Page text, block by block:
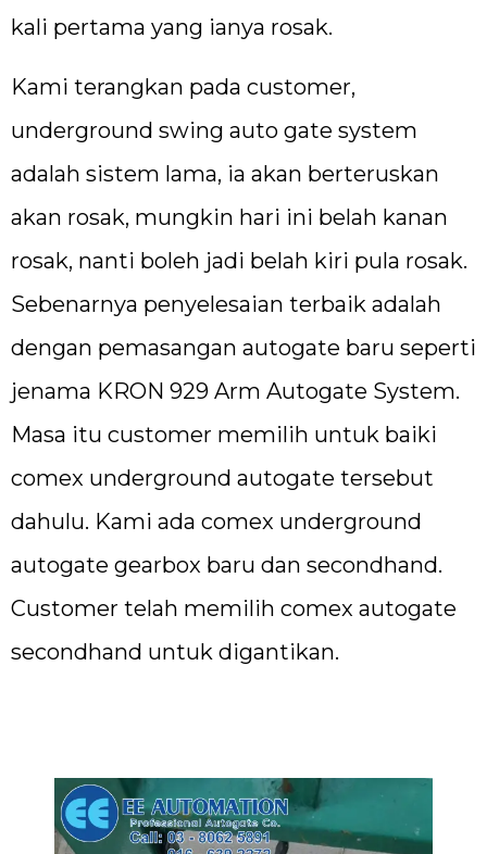
kali pertama yang ianya rosak.
Kami terangkan pada customer,
underground swing auto gate system
adalah sistem lama, ia akan berteruskan
akan rosak, mungkin hari ini belah kanan
rosak, nanti boleh jadi belah kiri pula rosak.
Sebenarnya penyelesaian terbaik adalah
dengan pemasangan autogate baru seperti
jenama KRON 929 Arm Autogate System.
Masa itu customer memilih untuk baiki
comex underground autogate tersebut
dahulu. Kami ada comex underground
autogate gearbox baru dan secondhand.
Customer telah memilih comex autogate
secondhand untuk digantikan.